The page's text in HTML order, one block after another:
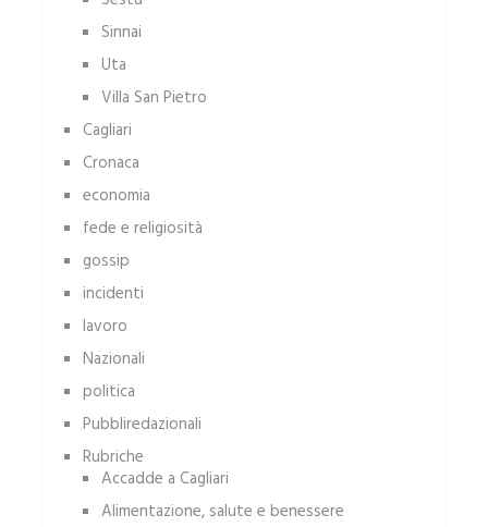
Sinnai
Uta
Villa San Pietro
Cagliari
Cronaca
economia
fede e religiosità
gossip
incidenti
lavoro
Nazionali
politica
Pubbliredazionali
Rubriche
Accadde a Cagliari
Alimentazione, salute e benessere